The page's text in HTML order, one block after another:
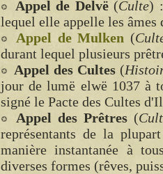
Appel de Delvë(Culte)
lequel elle appelle les
Appel de Mulken (
durant lequel plusieurs
Appel des Cultes (
jour de lumë elwë 1037 à
signé le Pacte des Cultes
Appel des Prêtres (
représentants de la
manière instantanée à
diverses formes (rêves,